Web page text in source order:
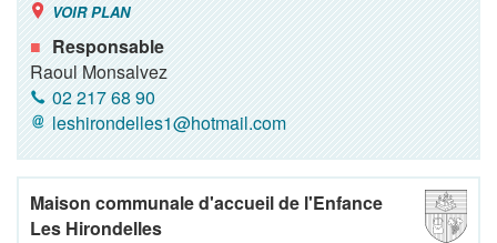
VOIR PLAN
Responsable
Raoul Monsalvez
02 217 68 90
leshirondelles1@hotmail.com
Maison communale d'accueil de l'Enfance
Les Hirondelles